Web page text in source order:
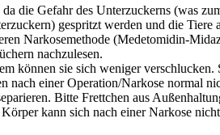
die Gefahr des Unterzuckerns (was
gespritzt werden und die Tiere
Narkosemethode (Medetomidin-
nachzulesen.
können sie sich weniger verschlucken.
nach einer Operation/Narkose normal
Bitte Frettchen aus
kann sich nach einer Narkose